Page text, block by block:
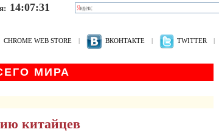
14:07:32
CHROME WEB STORE | ВКОНТАКТЕ | TWITTER |
МИРА
китайцев